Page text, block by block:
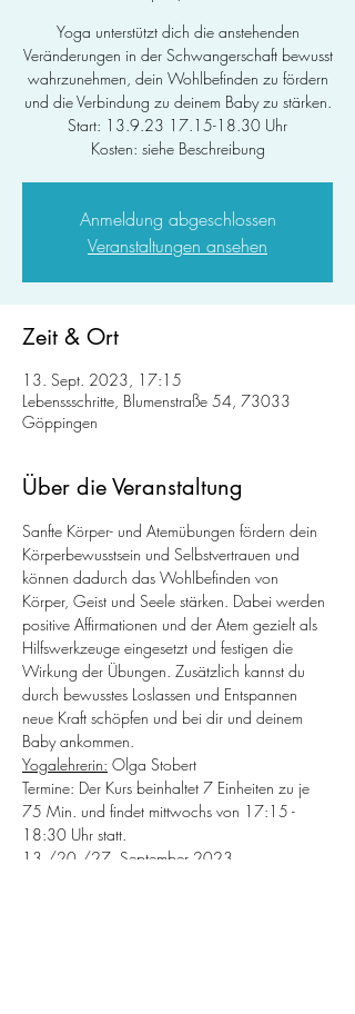
Yoga unterstützt dich die anstehenden
Veränderungen in der Schwangerschaft bewusst
wahrzunehmen, dein Wohlbefinden zu fördern
und die Verbindung zu deinem Baby zu stärken.
Start: 13.9.23 17.15-18.30 Uhr
Kosten: siehe Beschreibung
Anmeldung abgeschlossen
Veranstaltungen ansehen
Zeit & Ort
13. Sept. 2023, 17:15
Lebenssschritte, Blumenstraße 54, 73033
Göppingen
Über die Veranstaltung
Sanfte Körper- und Atemübungen fördern dein
Körperbewusstsein und Selbstvertrauen und
können dadurch das Wohlbefinden von
Körper, Geist und Seele stärken. Dabei werden
positive Affirmationen und der Atem gezielt als
Hilfswerkzeuge eingesetzt und festigen die
Wirkung der Übungen. Zusätzlich kannst du
durch bewusstes Loslassen und Entspannen
neue Kraft schöpfen und bei dir und deinem
Baby ankommen.
Yogalehrerin: Olga Stobert
Termine: Der Kurs beinhaltet 7 Einheiten zu je
75 Min. und findet mittwochs von 17:15 -
18:30 Uhr statt.
13./20./27. September 2023